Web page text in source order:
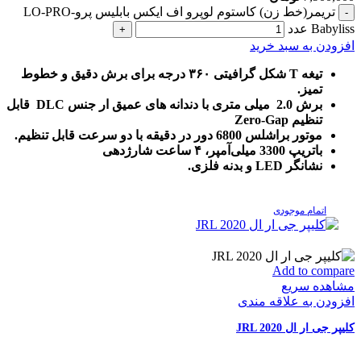
تریمر(خط زن) کاستوم لوپرو اف ایکس بابلیس پرو-LO-PRO
Babyliss عدد
افزودن به سبد خرید
تیغه T شکل گرافیتی ۳۶۰ درجه برای برش دقیق و خطوط
تمیز.
برش 2.0 میلی متری با دندانه های عمیق ار جنس DLC قابل
تنظیم Zero-Gap
موتور براشلس 6800 دور در دقیقه با دو سرعت قابل تنظیم.
باتریپ 3300 میلی‌آمپر، ۴ ساعت شارژدهی
نشانگر LED و بدنه فلزی.
اتمام موجودی
Add to compare
مشاهده سریع
افزودن به علاقه مندی
کلیپر جی ار ال JRL 2020